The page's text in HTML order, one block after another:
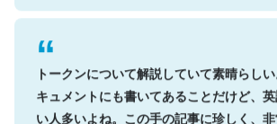
トークンについて解説していて素晴らし
キュメントにも書いてあることだけど、英
い人多いよね。この手の記事に珍しく、非